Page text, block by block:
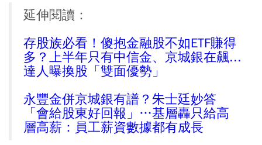
延伸閱讀：
存股族必看！傻抱金融股不如ETF賺得
多？上半年只有中信金、京城銀在飆...
達人曝換股「雙面優勢」
永豐金併京城銀有譜？朱士廷妙答
「會給股東好回報」…基層轟只給高
層高薪：員工薪資數據都有成長